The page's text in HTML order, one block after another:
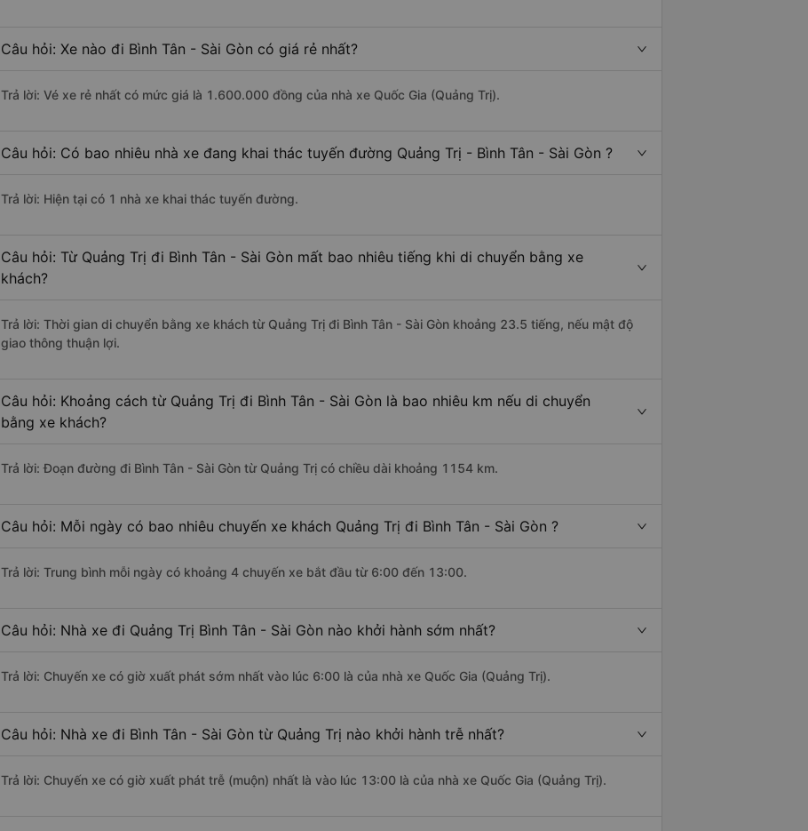
Câu hỏi: Xe nào đi Bình Tân - Sài Gòn có giá rẻ nhất?
Trả lời: Vé xe rẻ nhất có mức giá là 1.600.000 đồng của nhà xe Quốc Gia (Quảng Trị).
Câu hỏi: Có bao nhiêu nhà xe đang khai thác tuyến đường Quảng Trị - Bình Tân - Sài Gòn ?
Trả lời: Hiện tại có 1 nhà xe khai thác tuyến đường.
Câu hỏi: Từ Quảng Trị đi Bình Tân - Sài Gòn mất bao nhiêu tiếng khi di chuyển bằng xe
khách?
Trả lời: Thời gian di chuyển bằng xe khách từ Quảng Trị đi Bình Tân - Sài Gòn khoảng 23.5 tiếng, nếu mật độ
giao thông thuận lợi.
Câu hỏi: Khoảng cách từ Quảng Trị đi Bình Tân - Sài Gòn là bao nhiêu km nếu di chuyển
bằng xe khách?
Trả lời: Đoạn đường đi Bình Tân - Sài Gòn từ Quảng Trị có chiều dài khoảng 1154 km.
Câu hỏi: Mỗi ngày có bao nhiêu chuyến xe khách Quảng Trị đi Bình Tân - Sài Gòn ?
Trả lời: Trung bình mỗi ngày có khoảng 4 chuyến xe bắt đầu từ 6:00 đến 13:00.
Câu hỏi: Nhà xe đi Quảng Trị Bình Tân - Sài Gòn nào khởi hành sớm nhất?
Trả lời: Chuyến xe có giờ xuất phát sớm nhất vào lúc 6:00 là của nhà xe Quốc Gia (Quảng Trị).
Câu hỏi: Nhà xe đi Bình Tân - Sài Gòn từ Quảng Trị nào khởi hành trễ nhất?
Trả lời: Chuyến xe có giờ xuất phát trễ (muộn) nhất là vào lúc 13:00 là của nhà xe Quốc Gia (Quảng Trị).